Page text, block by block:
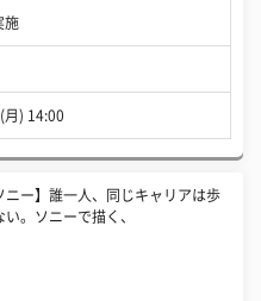
施
月) 14:00
ニー】誰一人、同じキャリアは歩
い。ソニーで描く、